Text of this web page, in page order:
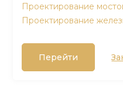
Проектирование
Проектирование
Перейти